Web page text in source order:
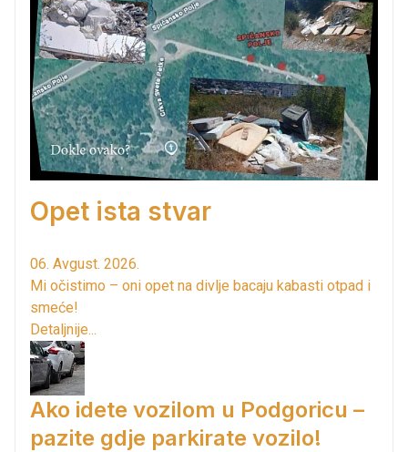
Opet ista stvar
06. Avgust. 2026.
Mi očistimo – oni opet na divlje bacaju kabasti otpad i
smeće!
Detaljnije...
Ako idete vozilom u Podgoricu –
pazite gdje parkirate vozilo!